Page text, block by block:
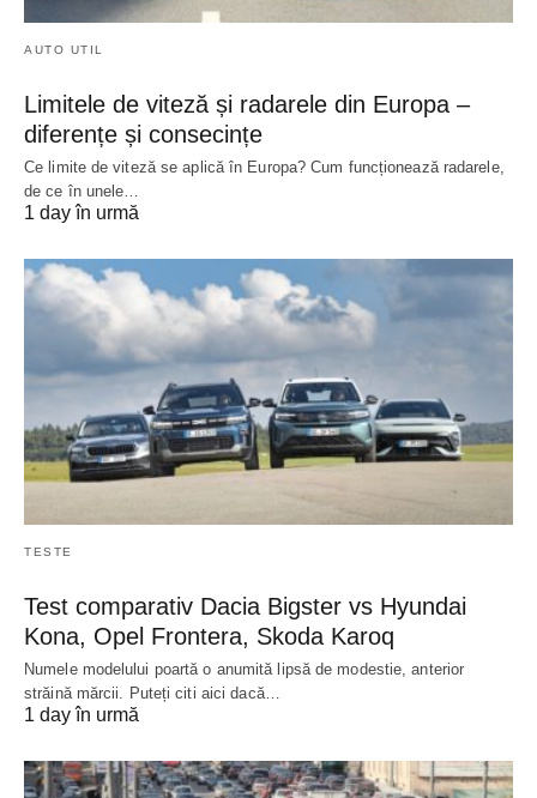
AUTO UTIL
Limitele de viteză și radarele din Europa –
diferențe și consecințe
Ce limite de viteză se aplică în Europa? Cum funcționează radarele,
de ce în unele…
1 day în urmă
TESTE
Test comparativ Dacia Bigster vs Hyundai
Kona, Opel Frontera, Skoda Karoq
Numele modelului poartă o anumită lipsă de modestie, anterior
străină mărcii. Puteți citi aici dacă…
1 day în urmă